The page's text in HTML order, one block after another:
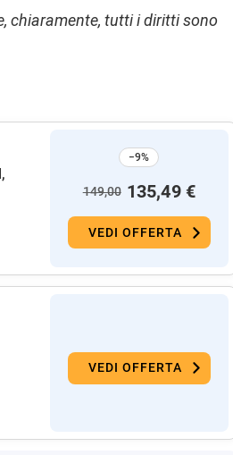
chiaramente, tutti i diritti sono
−9%
149,00 135,49 €
VEDI OFFERTA
VEDI OFFERTA